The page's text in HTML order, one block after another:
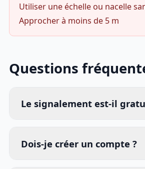
Utiliser une échelle ou nacelle
Approcher à moins de 5 m
Questions
Le signalement est-il
Dois-je créer un compte ?